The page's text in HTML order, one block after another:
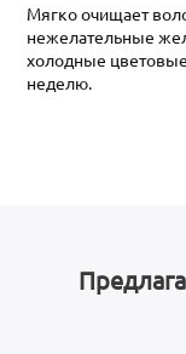
Мягко очищает
нежелательные
холодные
неделю.